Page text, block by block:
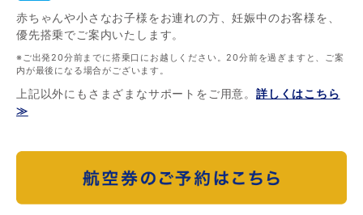
赤ちゃんや小さなお子様をお連れの方、妊娠中のお客様を、
優先搭乗でご案内いたします。
※ご出発20分前までに搭乗口にお越しください。20分前を過ぎますと、ご案
内が最後になる場合がございます。
上記以外にもさまざまなサポートをご用意。 詳しくはこちら
≫